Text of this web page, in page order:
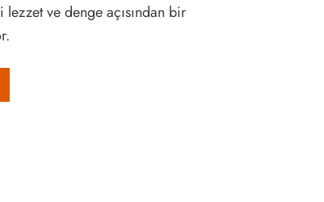
ve denge açısından bir